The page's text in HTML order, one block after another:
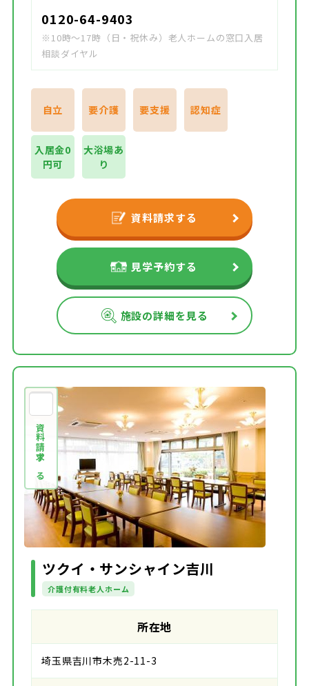
0120-64-9403
※10時～17時（日・祝休み）老人ホームの窓口入居
相談ダイヤル
自立 要介護 要支援 認知症
入居金0
円可
大浴場あ
り
資料請求する
見学予約する
施設の詳細を見る
資料請求する
ツクイ・サンシャイン吉川
介護付有料老人ホーム
所在地
埼玉県吉川市木売2-11-3